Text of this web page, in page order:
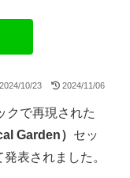
2024/10/23 2024/11/06
クで再現された
Garden） セッ
表されました。